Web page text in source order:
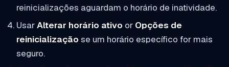
reinicializações aguardam o horário de inatividade.
UsarAlterar horário ativo or Opções de
reinicialização se um horário específico for mais
seguro.